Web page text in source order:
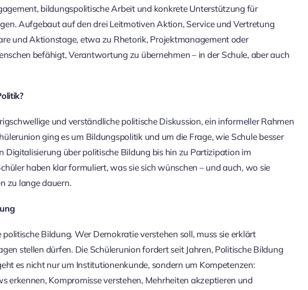
bildungspolitische Arbeit und konkrete Unterstützung für
Aufgebaut auf den drei Leitmotiven Aktion, Service und Vertretung
und Aktionstage, etwa zu Rhetorik, Projektmanagement oder
befähigt, Verantwortung zu übernehmen – in der Schule, aber auch
und verständliche politische Diskussion, ein informeller Rahmen
ging es um Bildungspolitik und um die Frage, wie Schule besser
Digitalisierung über politische Bildung bis hin zu Partizipation im
haben klar formuliert, was sie sich wünschen – und auch, wo sie
zu lange dauern.
Bildung. Wer Demokratie verstehen soll, muss sie erklärt
stellen dürfen. Die Schülerunion fordert seit Jahren, Politische Bildung
es nicht nur um Institutionenkunde, sondern um Kompetenzen:
erkennen, Kompromisse verstehen, Mehrheiten akzeptieren und